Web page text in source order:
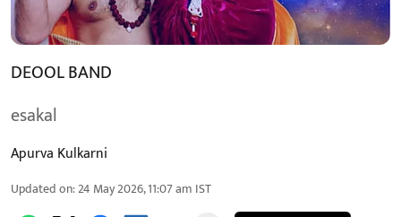
DEOOL BAND
esakal
Apurva Kulkarni
Updated on:24 May 2026, 11:07 am IST